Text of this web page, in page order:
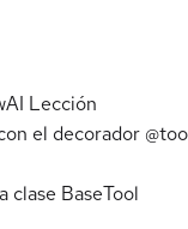
Lección
el decorador
clase BaseTool